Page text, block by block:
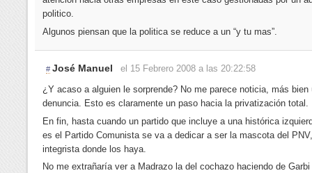
politico.
Algunos piensan que la politica se reduce a un “y tu mas”.
# José Manuel
el 15 Febrero 2008 a las 20:22:58
¿Y acaso a alguien le sorprende? No me parece noticia, más bien
denuncia. Esto es claramente un paso hacia la privatización total.
En fin, hasta cuando un partido que incluye a una histórica
es el Partido Comunista se va a dedicar a ser la mascota del
integrista donde los haya.
No me extrañaría ver a Madrazo la del cochazo haciendo de Garbi